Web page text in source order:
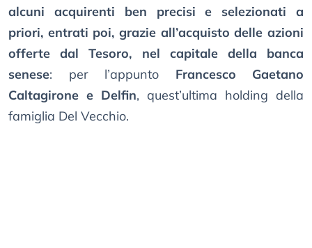
alcuni acquirenti ben precisi e selezionati a
priori, entrati poi, grazie all’acquisto delle azioni
offerte dal Tesoro, nel capitale della banca
senese: per l’appunto Francesco Gaetano
Caltagirone e Delfin, quest’ultima holding della
famiglia Del Vecchio.